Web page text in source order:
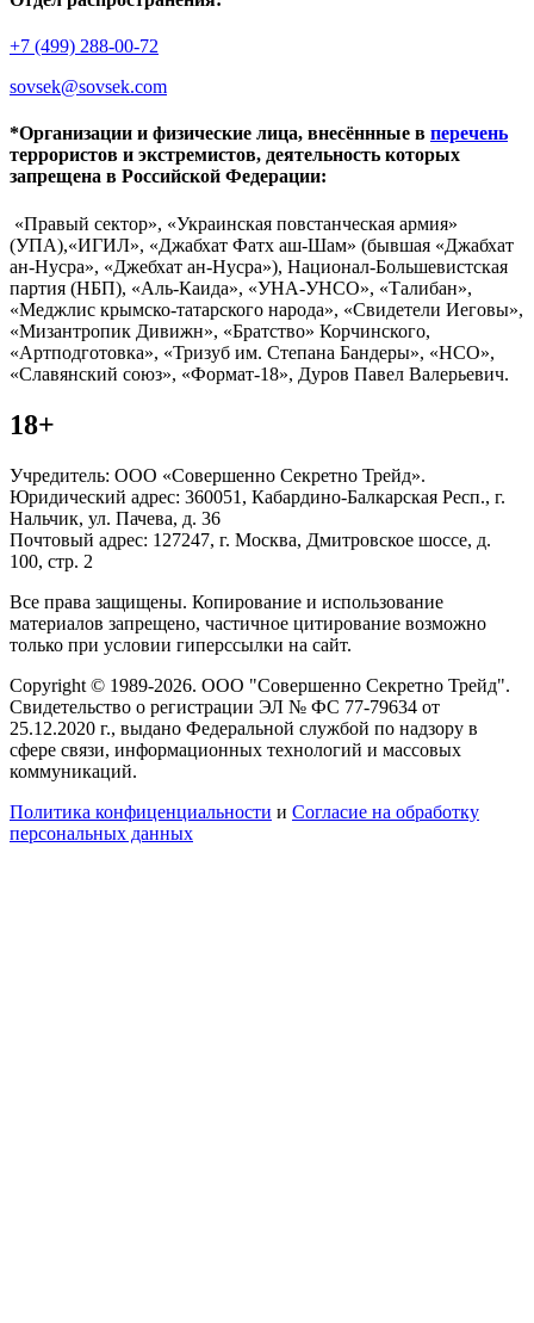
+7 (499) 288-00-72
sovsek@sovsek.com
*Организации и физические лица, внесённные в перечень
террористов и экстремистов, деятельность которых
запрещена в Российской Федерации:
«Правый сектор», «Украинская повстанческая армия»
(УПА),«ИГИЛ», «Джабхат Фатх аш-Шам» (бывшая «Джабхат
ан-Нусра», «Джебхат ан-Нусра»), Национал-Большевистская
партия (НБП), «Аль-Каида», «УНА-УНСО», «Талибан»,
«Меджлис крымско-татарского народа», «Свидетели Иеговы»,
«Мизантропик Дивижн», «Братство» Корчинского,
«Артподготовка», «Тризуб им. Степана Бандеры», «НСО»,
«Славянский союз», «Формат-18», Дуров Павел Валерьевич.
18+
Учредитель: ООО «Совершенно Секретно Трейд».
Юридический адрес: 360051, Кабардино-Балкарская Респ., г.
Нальчик, ул. Пачева, д. 36
Почтовый адрес: 127247, г. Москва, Дмитровское шоссе, д.
100, стр. 2
Все права защищены. Копирование и использование
материалов запрещено, частичное цитирование возможно
только при условии гиперссылки на сайт.
Copyright © 1989-2026. ООО "Совершенно Секретно Трейд".
Свидетельство о регистрации ЭЛ № ФС 77-79634 от
25.12.2020 г., выдано Федеральной службой по надзору в
сфере связи, информационных технологий и массовых
коммуникаций.
Политика конфиценциальности и Согласие на обработку
персональных данных